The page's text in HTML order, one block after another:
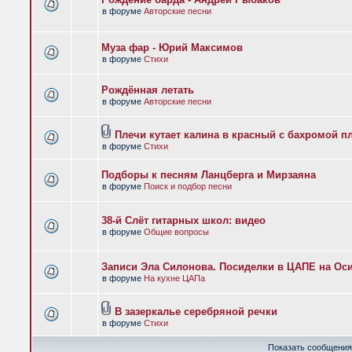
в форуме Авторские песни
Муза фар - Юрий Максимов
в форуме Стихи
Рождённая летать
в форуме Авторские песни
Плечи кутает калина в красный с бахромой
в форуме Стихи
Подборы к песням Ланцберга и Мирзаяна
в форуме Поиск и подбор песни
38-й Слёт гитарных школ: видео
в форуме Общие вопросы
Записи Эла Силонова. Посиделки в ЦАПЕ на
в форуме На кухне ЦАПа
В зазеркалье серебряной речки
в форуме Стихи
Показать